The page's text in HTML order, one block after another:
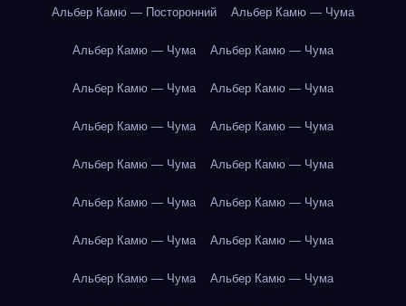
Альбер Камю — Посторонний Альбер Камю — Чума
Альбер Камю — Чума Альбер Камю — Чума
Альбер Камю — Чума Альбер Камю — Чума
Альбер Камю — Чума Альбер Камю — Чума
Альбер Камю — Чума Альбер Камю — Чума
Альбер Камю — Чума Альбер Камю — Чума
Альбер Камю — Чума Альбер Камю — Чума
Альбер Камю — Чума Альбер Камю — Чума